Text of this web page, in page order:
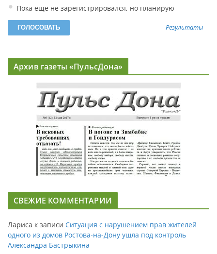
Пока еще не зарегистрировался, но планирую
Результаты
Архив газеты «ПульсДона»
СВЕЖИЕ КОММЕНТАРИИ
Лариса к записи Ситуация с нарушением прав жителей
одного из домов Ростова-на-Дону ушла под контроль
Александра Бастрыкина